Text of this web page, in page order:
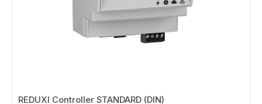
Reiheneinbaugerät für DIN-Schiene Verwaltung von bis zu 3
App-Anbindung Unterstützung gängiger
REDUXI Controller STANDARD (DIN)